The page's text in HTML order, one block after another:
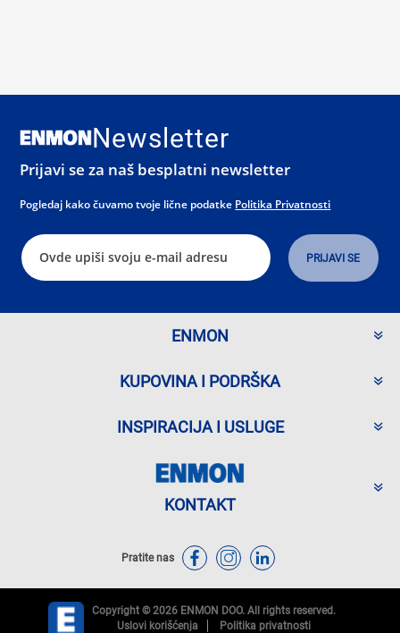
Newsletter
Prijavi se za naš besplatni newsletter
Pogledaj kako čuvamo tvoje lične podatke Politika Privatnosti
ENMON
KUPOVINA I PODRŠKA
INSPIRACIJA I USLUGE
KONTAKT
Pratite nas
Copyright © 2026 ENMON DOO. All rights reserved.
Uslovi korišćenja
Politika privatnosti